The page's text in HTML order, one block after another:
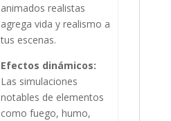
animados realistas
agrega vida y realismo a
tus escenas.
Efectos dinámicos:
Las simulaciones
notables de elementos
como fuego, humo,